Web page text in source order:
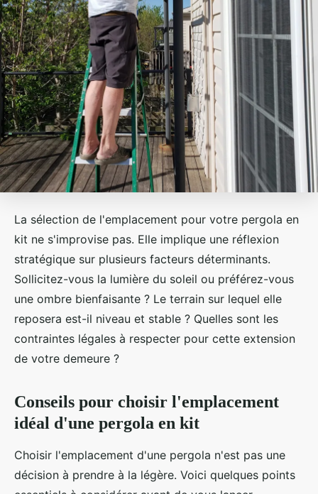
La sélection de l'emplacement pour votre pergola en
kit ne s'improvise pas. Elle implique une réflexion
stratégique sur plusieurs facteurs déterminants.
Sollicitez-vous la lumière du soleil ou préférez-vous
une ombre bienfaisante ? Le terrain sur lequel elle
reposera est-il niveau et stable ? Quelles sont les
contraintes légales à respecter pour cette extension
de votre demeure ?
Conseils pour choisir l'emplacement
idéal d'une pergola en kit
Choisir l'emplacement d'une pergola n'est pas une
décision à prendre à la légère. Voici quelques points